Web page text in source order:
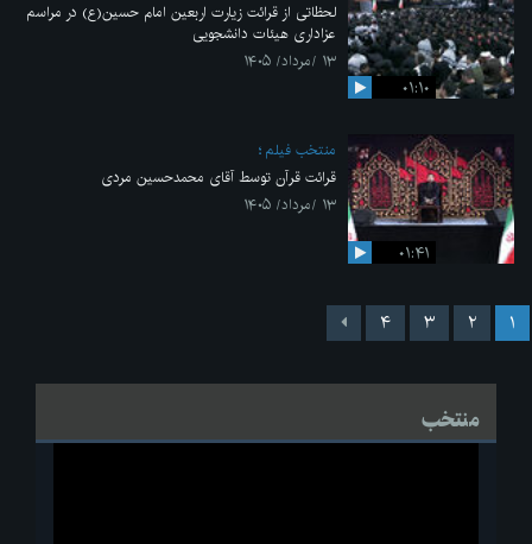
۰۱:۱۰
لحظاتی از قرائت زیارت اربعین امام حسین(ع) در مراسم
عزاداری هیئات دانشجویی
۱۳ /مرداد/ ۱۴۰۵
۰۱:۴۱
منتخب فیلم
قرائت قرآن توسط آقای محمدحسین مردی
۱۳ /مرداد/ ۱۴۰۵
۱ ۲ ۳ ۴
منتخب